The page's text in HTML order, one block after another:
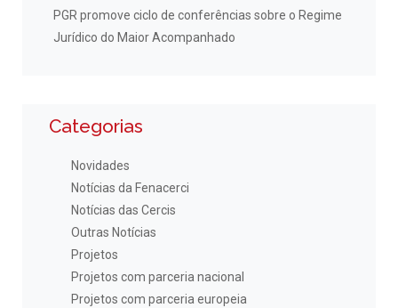
PGR promove ciclo de conferências sobre o Regime
Jurídico do Maior Acompanhado
Categorias
Novidades
Notícias da Fenacerci
Notícias das Cercis
Outras Notícias
Projetos
Projetos com parceria nacional
Projetos com parceria europeia